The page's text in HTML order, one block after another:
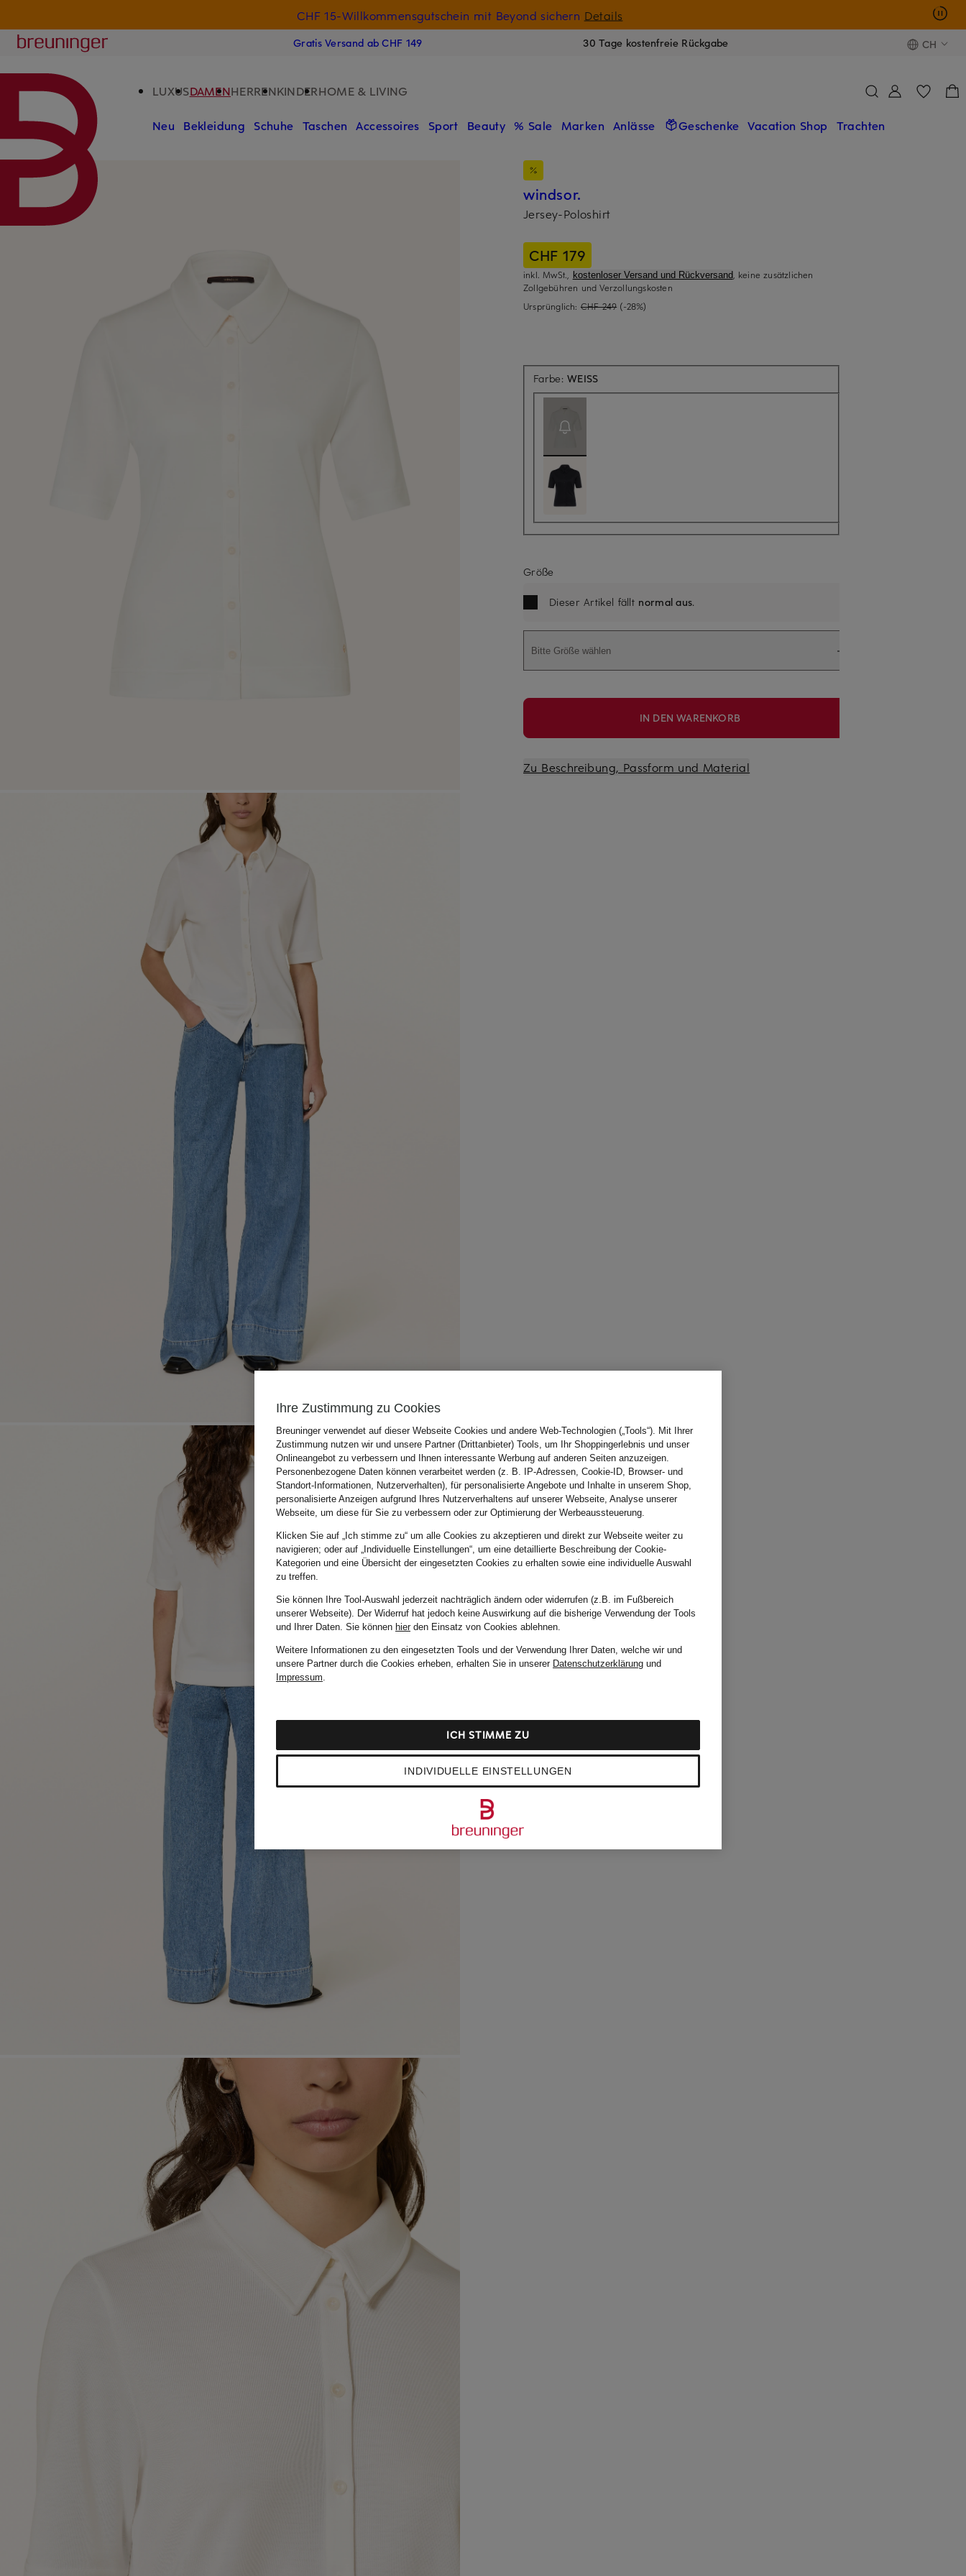
CHF 15-Willkommensgutschein mit Beyond sichern Details
Breuninger
Gratis Versand ab CHF 149 30 Tage kostenfreie Rückgabe CH
LUXUSDAMENHERRENKINDERHOME & LIVING
Neu Bekleidung Schuhe Taschen Accessoires Sport Beauty % Sale Marken Anlässe Geschenke Vacation Shop Trachten
windsor.
Jersey-Poloshirt
CHF 179
inkl. MwSt., kostenloser Versand und Rückversand, keine zusätzlichen
Zollgebühren und Verzollungskosten
Ursprünglich: CHF 249 (-28%)
Farbe:WEISSAktuell nicht verfügbar
Größe
Dieser Artikel fällt normal aus.
Bitte Größe wählen
IN DEN WARENKORB
Zu Beschreibung, Passform und Material
Ihre Zustimmung zu Cookies
Breuninger verwendet auf dieser Webseite Cookies und andere Web-Technologien („Tools“). Mit Ihrer
Zustimmung nutzen wir und unsere Partner (Drittanbieter) Tools, um Ihr Shoppingerlebnis und unser
Onlineangebot zu verbessern und Ihnen interessante Werbung auf anderen Seiten anzuzeigen.
Personenbezogene Daten können verarbeitet werden (z. B. IP-Adressen, Cookie-ID, Browser- und
Standort-Informationen, Nutzerverhalten), für personalisierte Angebote und Inhalte in unserem Shop,
personalisierte Anzeigen aufgrund Ihres Nutzerverhaltens auf unserer Webseite, Analyse unserer
Webseite, um diese für Sie zu verbessern oder zur Optimierung der Werbeaussteuerung.
Klicken Sie auf „Ich stimme zu“ um alle Cookies zu akzeptieren und direkt zur Webseite weiter zu
navigieren; oder auf „Individuelle Einstellungen“, um eine detaillierte Beschreibung der Cookie-
Kategorien und eine Übersicht der eingesetzten Cookies zu erhalten sowie eine individuelle Auswahl
zu treffen.
Sie können Ihre Tool-Auswahl jederzeit nachträglich ändern oder widerrufen (z.B. im Fußbereich
unserer Webseite). Der Widerruf hat jedoch keine Auswirkung auf die bisherige Verwendung der Tools
und Ihrer Daten. Sie können hierden Einsatz von Cookies ablehnen.
Weitere Informationen zu den eingesetzten Tools und der Verwendung Ihrer Daten, welche wir und
unsere Partner durch die Cookies erheben, erhalten Sie in unserer Datenschutzerklärung und
Impressum.
INDIVIDUELLE EINSTELLUNGEN
ICH STIMME ZU